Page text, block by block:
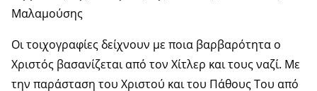
Μαλαμούσης
Οι τοιχογραφίες δείχνουν με ποια βαρβαρότητα ο
Χριστός βασανίζεται από τον Χίτλερ και τους ναζί. Με
την παράσταση του Χριστού και του Πάθους Του από